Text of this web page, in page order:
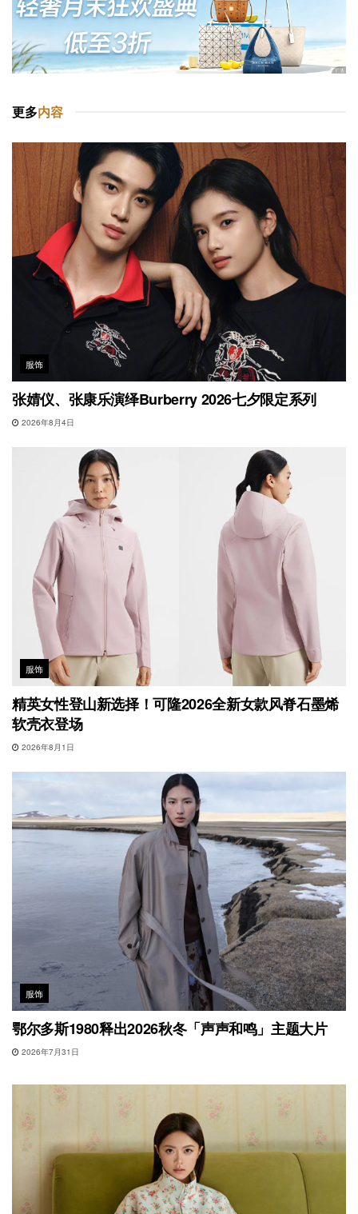
更多内容
服饰
张婧仪、张康乐演绎Burberry 2026七夕限定系列
2026年8月4日
服饰
精英女性登山新选择！可隆2026全新女款风脊石墨烯
软壳衣登场
2026年8月1日
服饰
鄂尔多斯1980释出2026秋冬「声声和鸣」主题大片
2026年7月31日